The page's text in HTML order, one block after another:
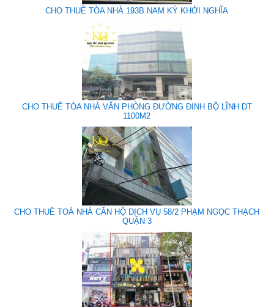
CHO THUÊ TÒA NHÀ 193B NAM KỲ KHỞI NGHĨA
CHO THUÊ TÒA NHÀ VĂN PHÒNG ĐƯỜNG ĐINH BỘ LĨNH DT
1100M2
CHO THUÊ TOÀ NHÀ CĂN HỘ DỊCH VỤ 58/2 PHẠM NGỌC THẠCH
QUẬN 3